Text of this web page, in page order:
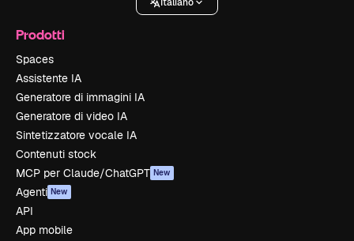
Prodotti
Spaces
Assistente IA
Generatore di immagini IA
Generatore di video IA
Sintetizzatore vocale IA
Contenuti stock
MCP per Claude/ChatGPT New
Agenti New
API
App mobile